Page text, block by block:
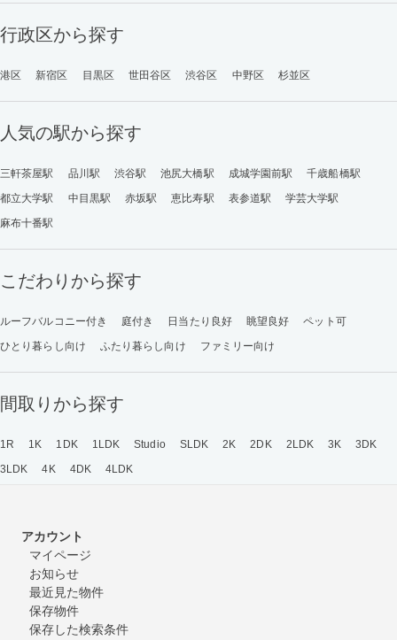
行政区から探す
港区 新宿区 目黒区 世田谷区 渋谷区 中野区 杉並区
人気の駅から探す
三軒茶屋駅 品川駅 渋谷駅 池尻大橋駅 成城学園前駅
千歳船橋駅
都立大学駅
中目黒駅 赤坂駅 恵比寿駅 表参道駅
学芸大学駅
麻布十番駅
こだわりから探す
ルーフバルコニー付き 庭付き 日当たり良好 眺望良好
ペット可
ひとり暮らし向け
ふたり暮らし向け ファミリー向け
間取りから探す
1R 1K 1DK 1LDK Studio SLDK 2K 2DK 2LDK 3K
3DK
3LDK
4K 4DK 4LDK
アカウント
マイページ
お知らせ
最近見た物件
保存物件
保存した検索条件